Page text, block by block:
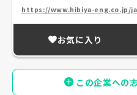
https://www.hibiya-eng.co.jp/
お気に入り
この企業への